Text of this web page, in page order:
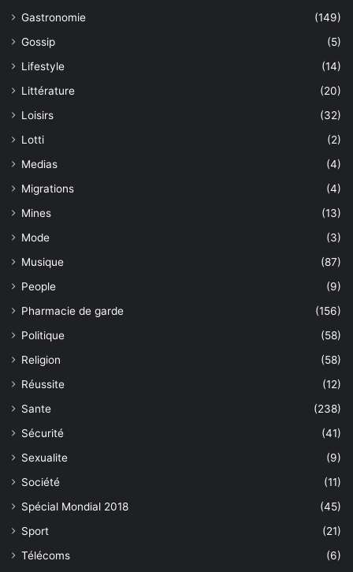
Gastronomie
(149)
Gossip
(5)
Lifestyle
(14)
Littérature
(20)
Loisirs
(32)
Lotti
(2)
Medias
(4)
Migrations
(4)
Mines
(13)
Mode
(3)
Musique
(87)
People
(9)
Pharmacie de garde
(156)
Politique
(58)
Religion
(58)
Réussite
(12)
Sante
(238)
Sécurité
(41)
Sexualite
(9)
Société
(11)
Spécial Mondial 2018
(45)
Sport
(21)
Télécoms
(6)